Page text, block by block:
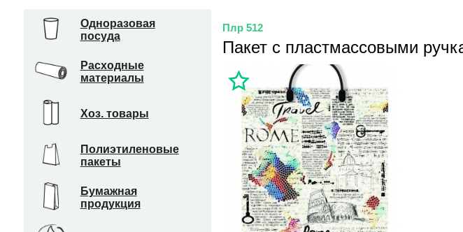
Гарантия
Система скидок
Одноразовая
посуда
Расходные
материалы
Хоз. товары
Полиэтиленовые
пакеты
Бумажная
продукция
Плр 512
Пакет с пластмассовыми